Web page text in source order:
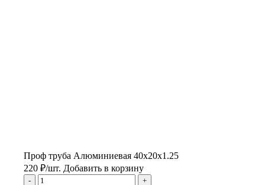
Проф труба Алюминиевая 40х20х1.25
220 ₽/шт. Добавить в корзину
- +